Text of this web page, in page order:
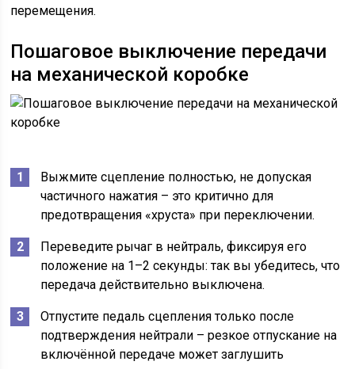
перемещения.
Пошаговое выключение передачи
на механической коробке
Выжмите сцепление полностью, не допуская
частичного нажатия – это критично для
предотвращения «хруста» при переключении.
Переведите рычаг в нейтраль, фиксируя его
положение на 1–2 секунды: так вы убедитесь, что
передача действительно выключена.
Отпустите педаль сцепления только после
подтверждения нейтрали – резкое отпускание на
включённой передаче может заглушить